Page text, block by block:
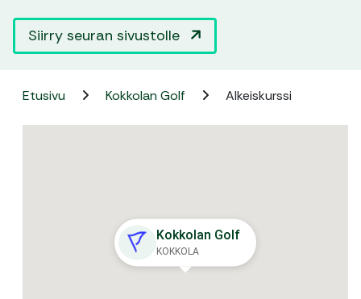
Siirry seuran sivustolle
Etusivu Kokkolan Golf Alkeiskurssi
Kokkolan Golf
KOKKOLA